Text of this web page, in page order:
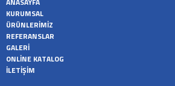
KURUMSAL
ÜRÜNLERİMİZ
REFERANSLAR
GALERİ
ONLİNE KATALOG
İLETİŞİM